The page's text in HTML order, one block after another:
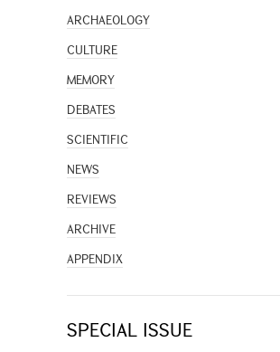
ARCHAEOLOGY
CULTURE
MEMORY
DEBATES
SCIENTIFIC
NEWS
REVIEWS
ARCHIVE
APPENDIX
SPECIAL ISSUE